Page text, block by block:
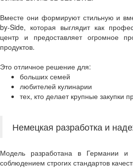
Вместе они формируют стильную и
by-Side, которая выглядит как
центр и предоставляет огромное
продуктов.
Это отличное решение для:
больших семей
любителей кулинарии
тех, кто делает крупные закупки
Немецкая разработка и
Модель разработана в Германии и
соблюдением строгих стандартов